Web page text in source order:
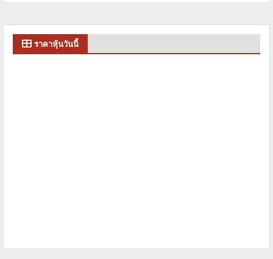
ราคาหุ้นวันนี้